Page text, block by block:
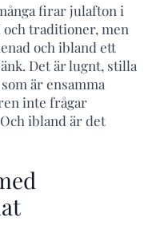
firar julafton i
traditioner, men
och ibland ett
Det är lugnt, stilla
är ensamma
inte frågar
ibland är det